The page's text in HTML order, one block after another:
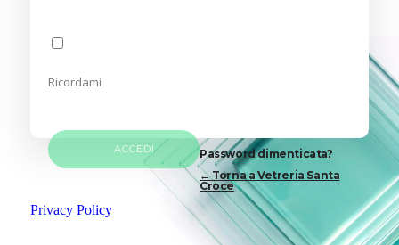
Ricordami
Password dimenticata?
← Torna a Vetreria Santa
Croce
Privacy Policy